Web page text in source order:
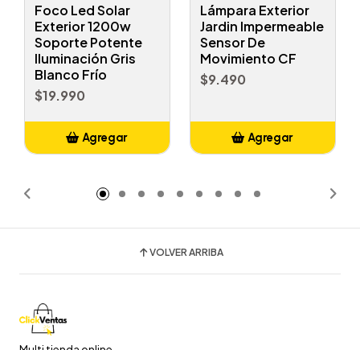
Foco Led Solar
Exterior 1200w
Soporte Potente
Iluminación Gris
Blanco Frío
$19.990
Agregar
Lámpara Exterior
Jardin Impermeable
Sensor De
Movimiento CF
$9.490
Agregar
VOLVER ARRIBA